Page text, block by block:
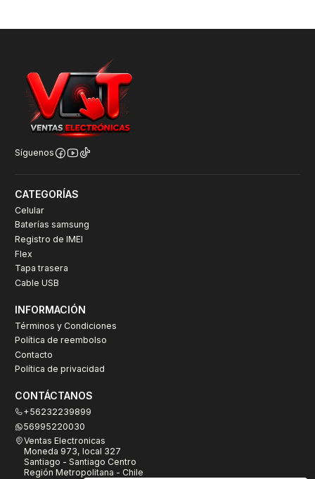
Síguenos
CATEGORÍAS
Celular
Baterías samsung
Registro de IMEI
Flex
Tapa trasera
Cable USB
INFORMACIÓN
Términos y Condiciones
Política de reembolso
Contacto
Política de privacidad
CONTÁCTANOS
+56232239899
56995220030
Ventas Electronicas
Moneda 973, local 327
Santiago - Santiago Centro
Región Metropolitana - Chile